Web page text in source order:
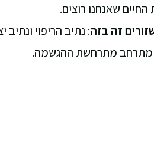
החיים שאנחנו רוצים.
זה בזה: נתיב הריפוי ונתיב
מתרחב מתרחשת ההגשמה.